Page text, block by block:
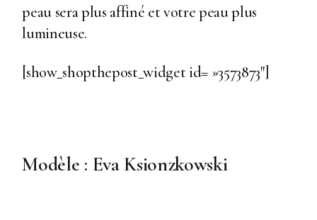
peau sera plus affiné et votre peau plus
lumineuse.
[show_shopthepost_widget id= »3573873″]
Modèle : Eva Ksionzkowski